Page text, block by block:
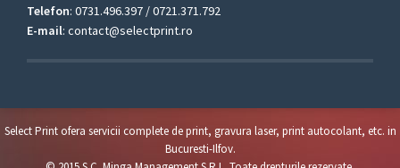
Telefon: 0731.496.397 / 0721.371.792
E-mail: contact@selectprint.ro
Select Print ofera servicii complete de print, gravura laser, print autocolant, etc. in
Bucuresti-Ilfov.